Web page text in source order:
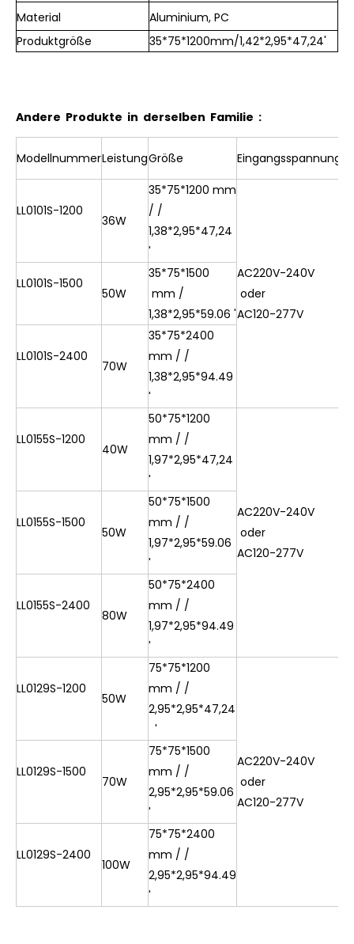
Material
Aluminium, PC
Produktgröße
35*75*1200mm/1,42*2,95*47,24'
Andere Produkte in derselben Familie :
ModellnummerLeistungGröße Eingangsspannung
LL0101S-1200
36W
35*75*1200 mm
/ /
1,38*2,95*47,24
'
AC220V-240V
oder
AC120-277V
LL0101S-1500
50W
35*75*1500
mm /
1,38*2,95*59.06 '
LL0101S-2400
70W
35*75*2400
mm / /
1,38*2,95*94.49
'
LL0155S-1200
40W
50*75*1200
mm / /
1,97*2,95*47,24
'
AC220V-240V
oder
AC120-277V
LL0155S-1500
50W
50*75*1500
mm / /
1,97*2,95*59.06
'
LL0155S-2400
80W
50*75*2400
mm / /
1,97*2,95*94.49
'
LL0129S-1200
50W
75*75*1200
mm / /
2,95*2,95*47,24
'
AC220V-240V
oder
AC120-277V
LL0129S-1500
70W
75*75*1500
mm / /
2,95*2,95*59.06
'
LL0129S-2400
100W
75*75*2400
mm / /
2,95*2,95*94.49
'